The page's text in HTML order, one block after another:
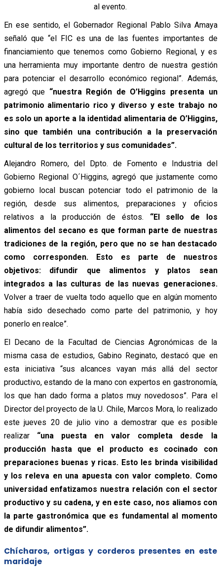
al evento.
En ese sentido, el Gobernador Regional Pablo Silva Amaya
señaló que “el FIC es una de las fuentes importantes de
financiamiento que tenemos como Gobierno Regional, y es
una herramienta muy importante dentro de nuestra gestión
para potenciar el desarrollo económico regional”. Además,
agregó que “nuestra Región de O’Higgins presenta un
patrimonio alimentario rico y diverso y este trabajo no
es solo un aporte a la identidad alimentaria de O’Higgins,
sino que también una contribución a la preservación
cultural de los territorios y sus comunidades”.
Alejandro Romero, del Dpto. de Fomento e Industria del
Gobierno Regional O´Higgins, agregó que justamente como
gobierno local buscan potenciar todo el patrimonio de la
región, desde sus alimentos, preparaciones y oficios
relativos a la producción de éstos. “El sello de los
alimentos del secano es que forman parte de nuestras
tradiciones de la región, pero que no se han destacado
como corresponden. Esto es parte de nuestros
objetivos: difundir que alimentos y platos sean
integrados a las culturas de las nuevas generaciones.
Volver a traer de vuelta todo aquello que en algún momento
había sido desechado como parte del patrimonio, y hoy
ponerlo en realce”.
El Decano de la Facultad de Ciencias Agronómicas de la
misma casa de estudios, Gabino Reginato, destacó que en
esta iniciativa “sus alcances vayan más allá del sector
productivo, estando de la mano con expertos en gastronomía,
los que han dado forma a platos muy novedosos”. Para el
Director del proyecto de la U. Chile, Marcos Mora, lo realizado
este jueves 20 de julio vino a demostrar que es posible
realizar “una puesta en valor completa desde la
producción hasta que el producto es cocinado con
preparaciones buenas y ricas. Esto les brinda visibilidad
y los releva en una apuesta con valor completo. Como
universidad enfatizamos nuestra relación con el sector
productivo y su cadena, y en este caso, nos aliamos con
la parte gastronómica que es fundamental al momento
de difundir alimentos”.
Chícharos, ortigas y corderos presentes en este
maridaje